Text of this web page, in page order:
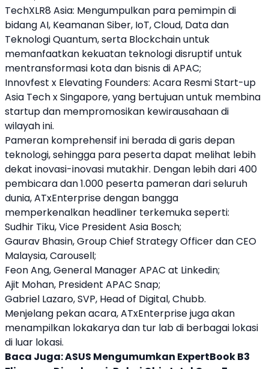
TechXLR8 Asia: Mengumpulkan para pemimpin di
bidang AI, Keamanan Siber, IoT, Cloud, Data dan
Teknologi Quantum, serta Blockchain untuk
memanfaatkan kekuatan teknologi disruptif untuk
mentransformasi kota dan bisnis di APAC;
Innovfest x Elevating Founders: Acara Resmi Start-up
Asia Techx Singapore, yang bertujuan untuk membina
startupdan mempromosikan kewirausahaan di
wilayah ini.
Pameran komprehensif ini berada di garis depan
teknologi, sehingga para peserta dapat melihat lebih
dekat inovasi-inovasi mutakhir. Dengan lebih dari 400
pembicara dan 1.000 peserta pameran dari seluruh
dunia,ATxEnterprisedengan bangga
memperkenalkan headliner terkemuka seperti:
Sudhir Tiku, Vice President Asia Bosch;
Gaurav Bhasin, Group Chief Strategy Officer dan CEO
Malaysia, Carousell;
Feon Ang, General Manager APAC at Linkedin;
Ajit Mohan, President APAC Snap;
Gabriel Lazaro, SVP, Head of Digital, Chubb.
Menjelang pekan acara,ATxEnterprisejuga akan
menampilkan lokakarya dan tur lab di berbagai lokasi
di luar lokasi.
Baca Juga:ASUS Mengumumkan ExpertBook B3